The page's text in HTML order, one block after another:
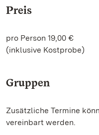
Preis
pro Person 19,00 €
(inklusive Kostprobe)
Gruppen
Zusätzliche Termine
vereinbart werden.